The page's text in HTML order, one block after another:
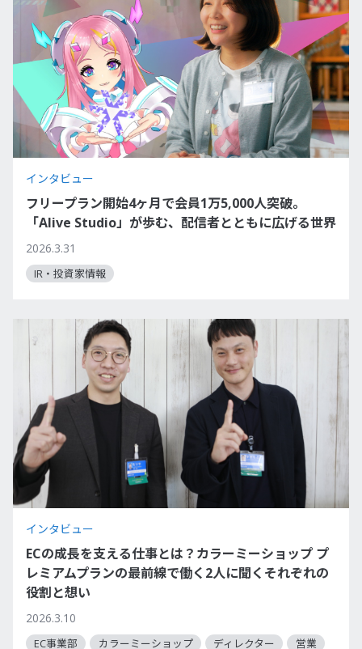
インタビュー
フリープラン開始4ヶ月で会員1万5,000人突破。
「Alive Studio」が歩む、配信者とともに広げる世界
2026.3.31
IR・投資家情報
インタビュー
ECの成長を支える仕事とは？カラーミーショップ プ
レミアムプランの最前線で働く2人に聞くそれぞれの
役割と想い
2026.3.10
EC事業部 カラーミーショップ ディレクター
営業